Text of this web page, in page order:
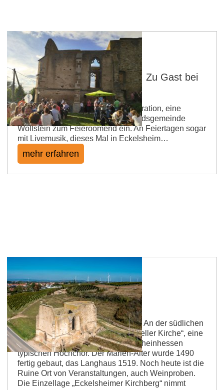
Feieroomend in Eckelsheim: Zu Gast bei
der Vino Generation
Von Mai bis Juli lädt die Vino Generation, eine
Jungwinzervereinigung der Verbandsgemeinde
Wöllstein zum Feieroomend ein. An Feiertagen sogar
mit Livemusik, dieses Mal in Eckelsheim…
mehr erfahren
Eckelsheimer Kirchberg
Kirche, Kliff und Weine vom Vulkan An der südlichen
Grenze der Gemarkung liegt die „Beller Kirche“, eine
spätgotische Ruine mit einem für Rheinhessen
typischen Hochchor. Der Marien-Alter wurde 1490
fertig gebaut, das Langhaus 1519. Noch heute ist die
Ruine Ort von Veranstaltungen, auch Weinproben.
Die Einzellage „Eckelsheimer Kirchberg“ nimmt